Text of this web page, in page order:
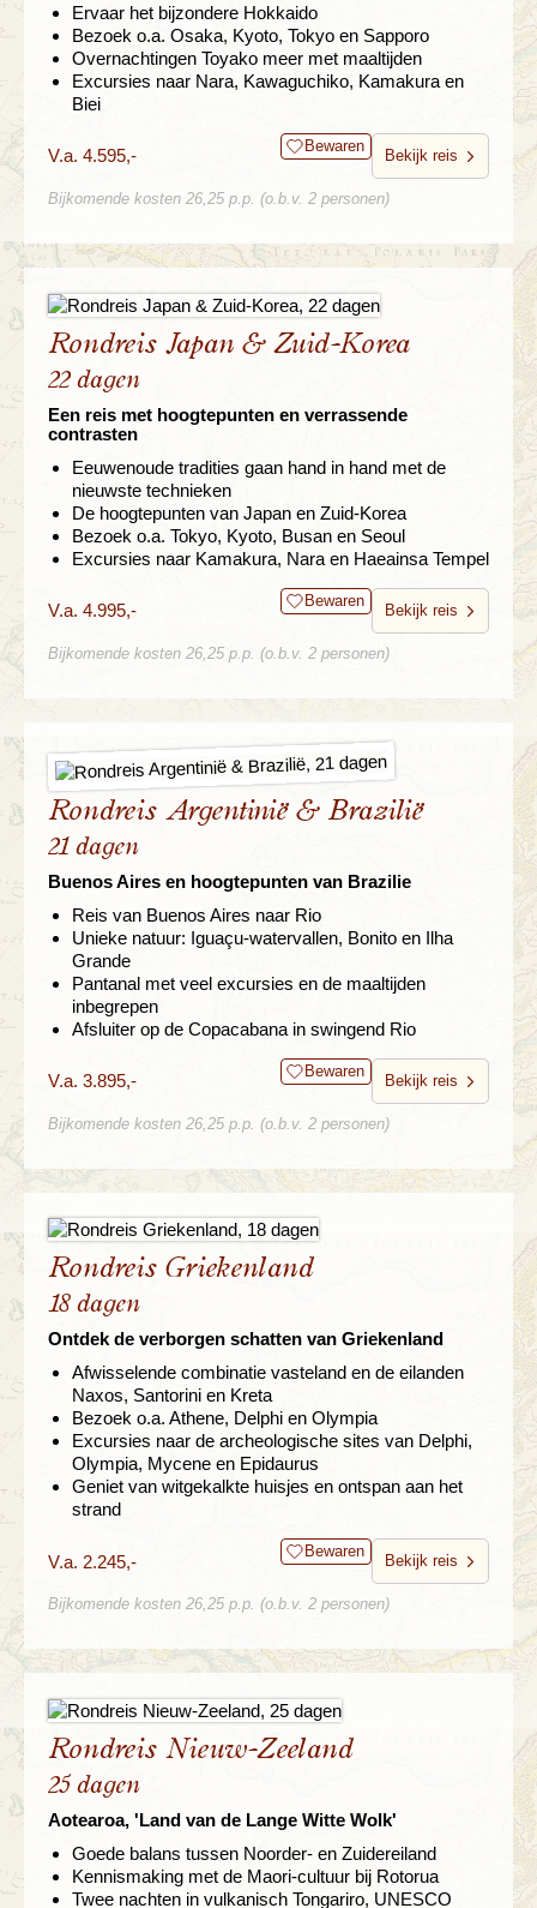
Ervaar het bijzondere Hokkaido
Bezoek o.a. Osaka, Kyoto, Tokyo en Sapporo
Overnachtingen Toyako meer met maaltijden
Excursies naar Nara, Kawaguchiko, Kamakura en
Biei
V.a. 4.595,- Bewaren
Bekijk reis
Bijkomende kosten 26,25 p.p. (o.b.v. 2 personen)
Rondreis Japan & Zuid-Korea
22 dagen
Een reis met hoogtepunten en verrassende
contrasten
Eeuwenoude tradities gaan hand in hand met de
nieuwste technieken
De hoogtepunten van Japan en Zuid-Korea
Bezoek o.a. Tokyo, Kyoto, Busan en Seoul
Excursies naar Kamakura, Nara en Haeainsa Tempel
V.a. 4.995,- Bewaren
Bekijk reis
Bijkomende kosten 26,25 p.p. (o.b.v. 2 personen)
Rondreis Argentinië & Brazilië
21 dagen
Buenos Aires en hoogtepunten van Brazilie
Reis van Buenos Aires naar Rio
Unieke natuur: Iguaçu-watervallen, Bonito en Ilha
Grande
Pantanal met veel excursies en de maaltijden
inbegrepen
Afsluiter op de Copacabana in swingend Rio
V.a. 3.895,- Bewaren
Bekijk reis
Bijkomende kosten 26,25 p.p. (o.b.v. 2 personen)
Rondreis Griekenland
18 dagen
Ontdek de verborgen schatten van Griekenland
Afwisselende combinatie vasteland en de eilanden
Naxos, Santorini en Kreta
Bezoek o.a. Athene, Delphi en Olympia
Excursies naar de archeologische sites van Delphi,
Olympia, Mycene en Epidaurus
Geniet van witgekalkte huisjes en ontspan aan het
strand
V.a. 2.245,- Bewaren
Bekijk reis
Bijkomende kosten 26,25 p.p. (o.b.v. 2 personen)
Rondreis Nieuw-Zeeland
25 dagen
Aotearoa, 'Land van de Lange Witte Wolk'
Goede balans tussen Noorder- en Zuidereiland
Kennismaking met de Maori-cultuur bij Rotorua
Twee nachten in vulkanisch Tongariro, UNESCO